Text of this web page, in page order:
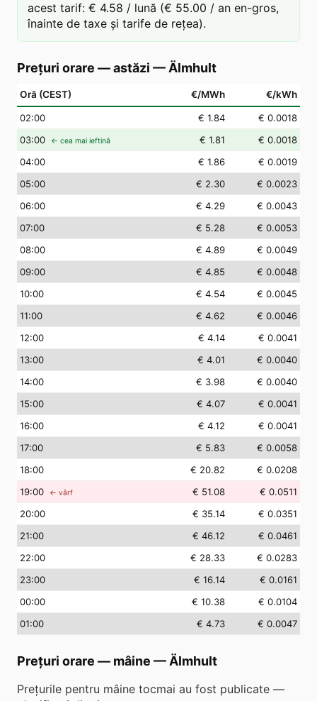
acest tarif: € 4.58 / lună (€ 55.00 / an en-gros,
înainte de taxe și tarife de rețea).
Prețuri orare — astăzi — Älmhult
Oră (CEST) €/MWh €/kWh
02:00 € 1.84
€ 0.0018
03:00 ← cea mai ieftină € 1.81
€ 0.0018
04:00 € 1.86
€ 0.0019
05:00 € 2.30
€ 0.0023
06:00 € 4.29
€ 0.0043
07:00 € 5.28
€ 0.0053
08:00 € 4.89
€ 0.0049
09:00 € 4.85
€ 0.0048
10:00 € 4.54
€ 0.0045
11:00 € 4.62
€ 0.0046
12:00 € 4.14
€ 0.0041
13:00 € 4.01
€ 0.0040
14:00 € 3.98
€ 0.0040
15:00 € 4.07
€ 0.0041
16:00 € 4.12
€ 0.0041
17:00 € 5.83
€ 0.0058
18:00 € 20.82
€ 0.0208
19:00 ← vârf € 51.08
€ 0.0511
20:00 € 35.14
€ 0.0351
21:00 € 46.12
€ 0.0461
22:00 € 28.33
€ 0.0283
23:00 € 16.14
€ 0.0161
00:00 € 10.38
€ 0.0104
01:00 € 4.73 € 0.0047
Prețuri orare — mâine — Älmhult
Prețurile pentru mâine tocmai au fost publicate —